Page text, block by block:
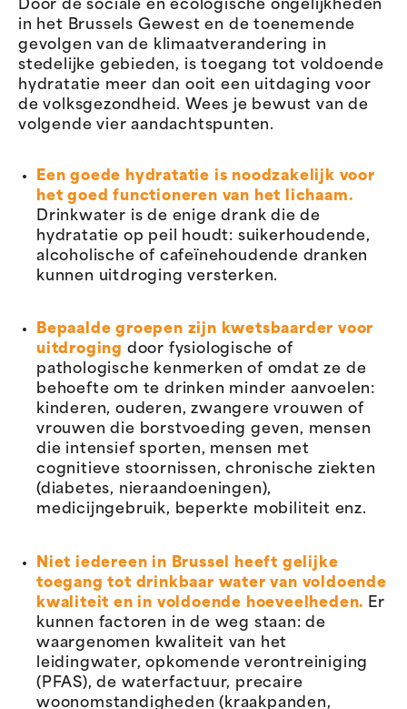
Door de sociale en ecologische ongelijkheden
in het Brussels Gewest en de toenemende
gevolgen van de klimaatverandering in
stedelijke gebieden, is toegang tot voldoende
hydratatie meer dan ooit een uitdaging voor
de volksgezondheid. Wees je bewust van de
volgende vier aandachtspunten.
Een goede hydratatie is noodzakelijk voor
het goed functioneren van het lichaam.
Drinkwater is de enige drank die de
hydratatie op peil houdt: suikerhoudende,
alcoholische of cafeïnehoudende dranken
kunnen uitdroging versterken.
Bepaalde groepen zijn kwetsbaarder voor
uitdroging door fysiologische of
pathologische kenmerken of omdat ze de
behoefte om te drinken minder aanvoelen:
kinderen, ouderen, zwangere vrouwen of
vrouwen die borstvoeding geven, mensen
die intensief sporten, mensen met
cognitieve stoornissen, chronische ziekten
(diabetes, nieraandoeningen),
medicijngebruik, beperkte mobiliteit enz.
Niet iedereen in Brussel heeft gelijke
toegang tot drinkbaar water van voldoende
kwaliteit en in voldoende hoeveelheden. Er
kunnen factoren in de weg staan: de
waargenomen kwaliteit van het
leidingwater, opkomende verontreiniging
(PFAS), de waterfactuur, precaire
woonomstandigheden (kraakpanden,